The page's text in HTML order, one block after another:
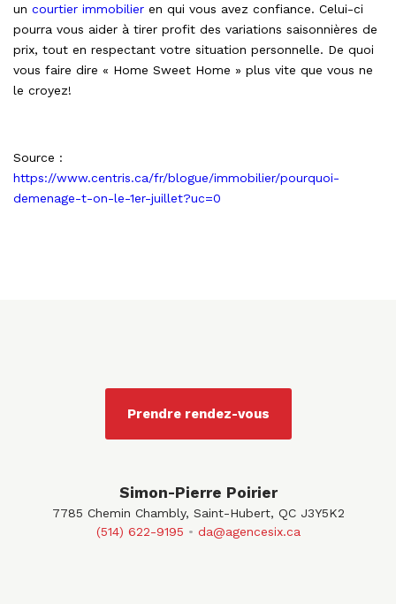
un courtier immobilier en qui vous avez confiance. Celui-ci
pourra vous aider à tirer profit des variations saisonnières de
prix, tout en respectant votre situation personnelle. De quoi
vous faire dire « Home Sweet Home » plus vite que vous ne
le croyez!
Source :
https://www.centris.ca/fr/blogue/immobilier/pourquoi-
demenage-t-on-le-1er-juillet?uc=0
Prendre rendez-vous
Simon-Pierre Poirier
7785 Chemin Chambly, Saint-Hubert, QC J3Y5K2
(514) 622-9195
da@agencesix.ca